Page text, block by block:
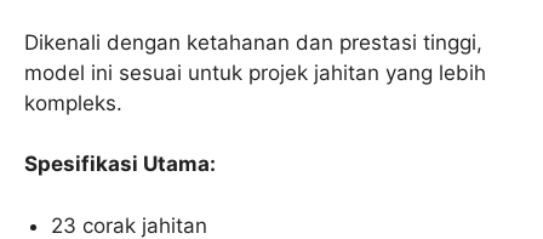
Dikenali dengan ketahanan dan prestasi tinggi,
model ini sesuai untuk projek jahitan yang lebih
kompleks.
Spesifikasi Utama:
23 corak jahitan